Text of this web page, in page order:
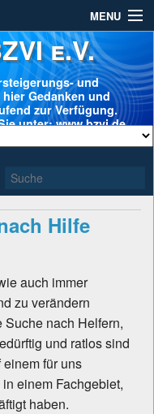
MENU
e.V.
und
Gedanken und
zur Verfügung.
unter: www.bzvi.de
Hilfe
auch immer
zu verändern
nach Helfern,
und ratlos sind
für uns
einem Fachgebiet,
haben.